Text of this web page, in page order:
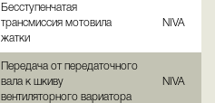
Бесступенчатая
трансмиссия мотовила
жатки
NIVA
Передача от передаточного
вала к шкиву
вентиляторного вариатора
NIVA